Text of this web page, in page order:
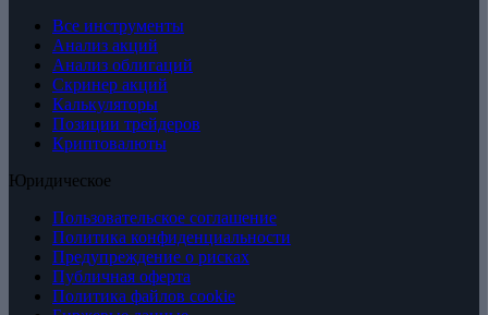
Все инструменты
Анализ акций
Анализ облигаций
Скринер акций
Калькуляторы
Позиции трейдеров
Криптовалюты
Юридическое
Пользовательское соглашение
Политика конфиденциальности
Предупреждение о рисках
Публичная оферта
Политика файлов cookie